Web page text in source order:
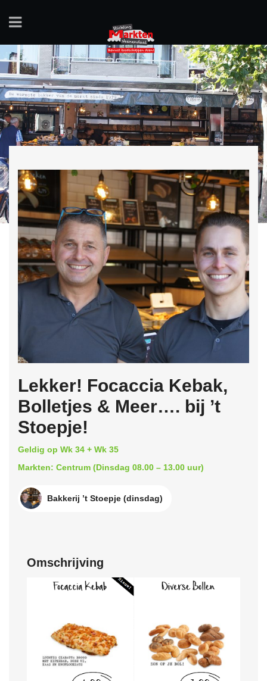
Lekker! Focaccia Kebak,
Bolletjes & Meer…. bij ’t
Stoepje!
Geldig op Wk 34 + Wk 35
Markten: Centrum (Dinsdag 08.00 – 13.00 uur)
Bakkerij ’t Stoepje (dinsdag)
Omschrijving